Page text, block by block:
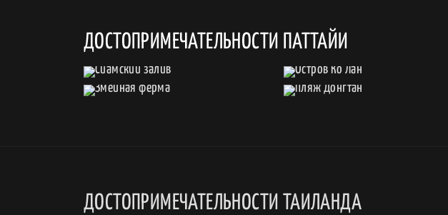
ДОСТОПРИМЕЧАТЕЛЬНОСТИ ПАТТАЙИ
ДОСТОПРИМЕЧАТЕЛЬНОСТИ ТАИЛАНДА